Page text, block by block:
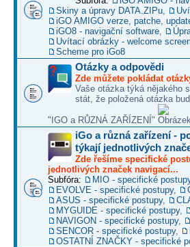
Skiny a úpravy DATA.ZIPu
iGO AMIGO verze, patche,
iGO8 - navigační software
Uvítací obrázky - welcome
Scheme pro iGo8
Otázky a odpovědi
Zde můžete pokládat
Vaše otázka týká nějakého
stát, že položená otázka
"IGO a RŮZNÁ ZAŘÍZENÍ"
iGo a různá zařízení -
týkají jednotlivých
Zde řešíme specifické
jednotlivých značek navigací...
Subfóra:
MIO - specifické
EVOLVE - specifické postupy,
ASUS - specifické postupy,
MYGUIDE - specifické postupy,
NAVIGON - specifické postupy,
SENCOR - specifické postupy,
OSTATNÍ ZNAČKY - specifické